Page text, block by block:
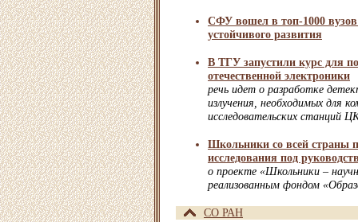
СФУ вошел в топ-1000
устойчивого развития
В ТГУ запустили курс для
отечественной электроники
речь идет о разработке
излучения, необходимых для
исследовательских станций
Школьники со всей страны
исследования под
о проекте «Школьники –
реализованным фондом
СО РАН